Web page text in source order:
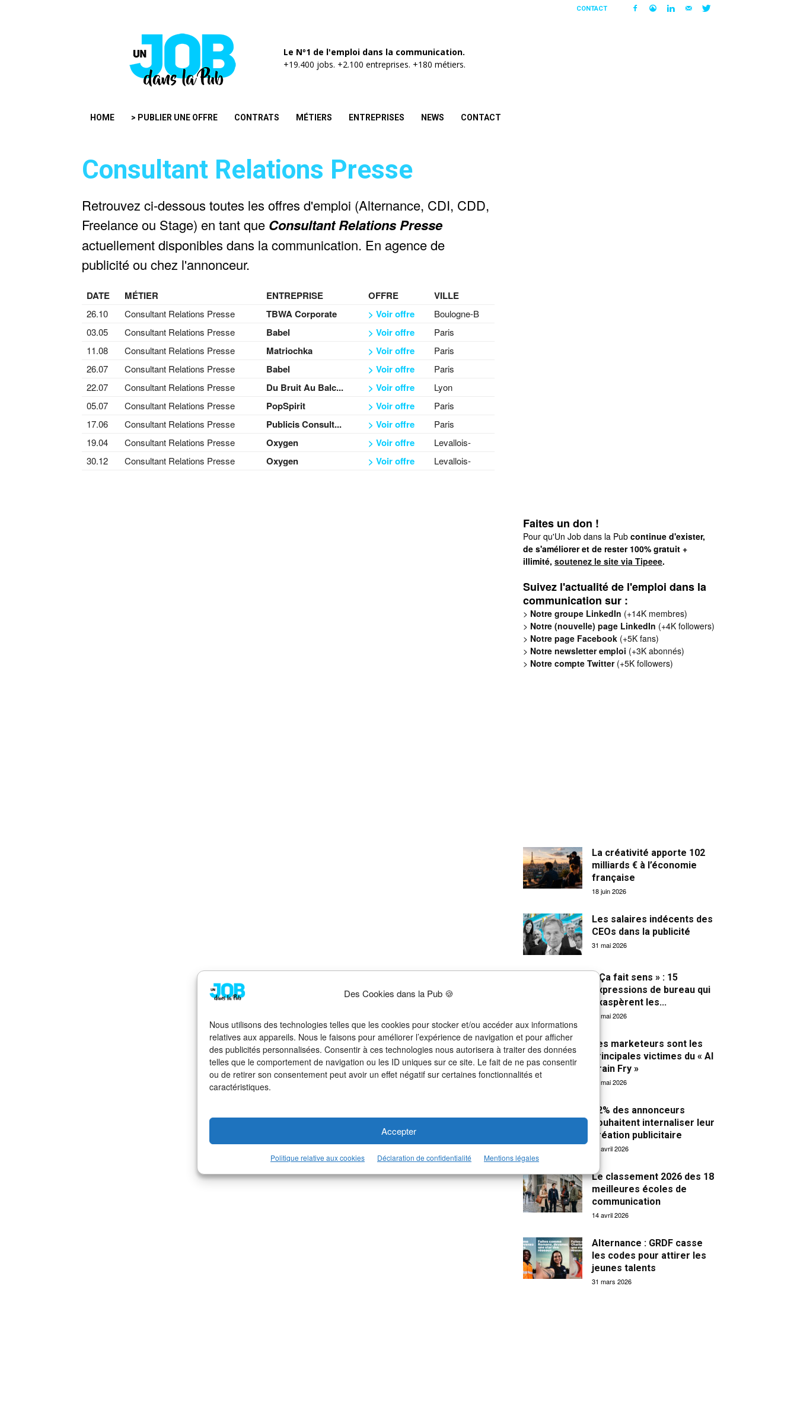
Des Cookies dans la Pub 🍪
Nous utilisons des technologies telles que les cookies pour stocker et/ou accéder aux informations
relatives aux appareils. Nous le faisons pour améliorer l’expérience de navigation et pour afficher
des publicités personnalisées. Consentir à ces technologies nous autorisera à traiter des données
telles que le comportement de navigation ou les ID uniques sur ce site. Le fait de ne pas consentir
ou de retirer son consentement peut avoir un effet négatif sur certaines fonctionnalités et
caractéristiques.
Accepter
Politique relative aux cookies Déclaration de confidentialité Mentions légales
CONTACT
Le Nº1 de l'emploi dans la communication.
+19.400 jobs. +2.100 entreprises. +180 métiers.
HOME > PUBLIER UNE OFFRE CONTRATS MÉTIERS ENTREPRISES NEWS CONTACT
Consultant Relations Presse
Retrouvez ci-dessous toutes les offres d'emploi (Alternance, CDI, CDD,
Freelance ou Stage) en tant que Consultant Relations Presse
actuellement disponibles dans la communication. En agence de
publicité ou chez l'annonceur.
DATE MÉTIER ENTREPRISE OFFRE VILLE
26.10 Consultant Relations Presse TBWA Corporate > Voir offre
Boulogne-B
03.05
Consultant Relations Presse Babel > Voir offre
Paris
11.08
Consultant Relations Presse Matriochka > Voir offre
Paris
26.07
Consultant Relations Presse Babel > Voir offre
Paris
22.07
Consultant Relations Presse Du Bruit Au Balc... > Voir offre
Lyon
05.07
Consultant Relations Presse PopSpirit > Voir offre
Paris
17.06
Consultant Relations Presse Publicis Consult... > Voir offre
Paris
19.04
Consultant Relations Presse Oxygen > Voir offre
Levallois-
30.12
Consultant Relations Presse Oxygen > Voir offre Levallois-
Faites un don !
Pour qu'Un Job dans la Pub continue d'exister,
de s'améliorer et de rester 100% gratuit +
illimité, soutenez le site via Tipeee.
Suivez l'actualité de l'emploi dans la
communication sur :
> Notre groupe LinkedIn (+14K membres)
> Notre (nouvelle) page LinkedIn (+4K followers)
> Notre page Facebook (+5K fans)
> Notre newsletter emploi (+3K abonnés)
> Notre compte Twitter(+5K followers)
La créativité apporte 102
milliards € à l’économie
française
18 juin 2026
Les salaires indécents des
CEOs dans la publicité
31 mai 2026
« Ça fait sens » : 15
expressions de bureau qui
exaspèrent les...
27 mai 2026
Les marketeurs sont les
principales victimes du « AI
Brain Fry »
19 mai 2026
32% des annonceurs
souhaitent internaliser leur
création publicitaire
15 avril 2026
Le classement 2026 des 18
meilleures écoles de
communication
14 avril 2026
Alternance : GRDF casse
les codes pour attirer les
jeunes talents
31 mars 2026